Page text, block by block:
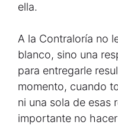
ella.
A la Contraloría no
blanco, sino una
para entregarle
momento, cuando
ni una sola de esas
importante no